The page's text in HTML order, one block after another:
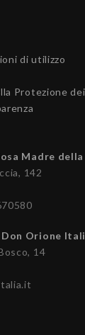
di utilizzo
Protezione
Madre
142
Orione
14